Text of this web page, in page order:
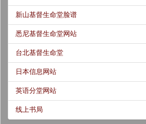
新山基督生命堂脸谱
悉尼基督生命堂网站
台北基督生命堂
日本信息网站
英语分堂网站
线上书局